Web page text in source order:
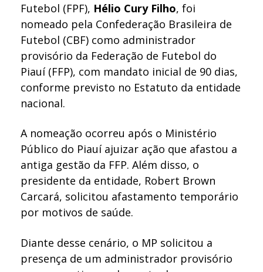
Futebol (FPF), Hélio Cury Filho, foi
nomeado pela Confederação Brasileira de
Futebol (CBF) como administrador
provisório da Federação de Futebol do
Piauí (FFP), com mandato inicial de 90 dias,
conforme previsto no Estatuto da entidade
nacional.
A nomeação ocorreu após o Ministério
Público do Piauí ajuizar ação que afastou a
antiga gestão da FFP. Além disso, o
presidente da entidade, Robert Brown
Carcará, solicitou afastamento temporário
por motivos de saúde.
Diante desse cenário, o MP solicitou a
presença de um administrador provisório